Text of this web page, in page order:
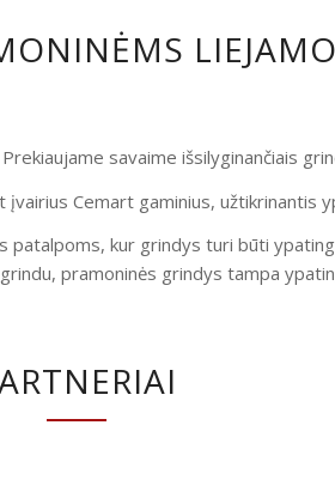
savaime išsilyginančiais
Cemart gaminius, užtikrinantis
patalpoms, kur grindys turi būti
pramoninės grindys tampa